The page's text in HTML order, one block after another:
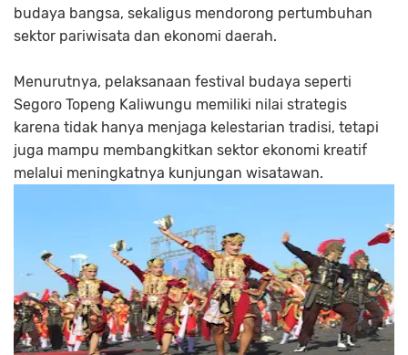
budaya bangsa, sekaligus mendorong pertumbuhan
sektor pariwisata dan ekonomi daerah.
Menurutnya, pelaksanaan festival budaya seperti
Segoro Topeng Kaliwungu memiliki nilai strategis
karena tidak hanya menjaga kelestarian tradisi, tetapi
juga mampu membangkitkan sektor ekonomi kreatif
melalui meningkatnya kunjungan wisatawan.